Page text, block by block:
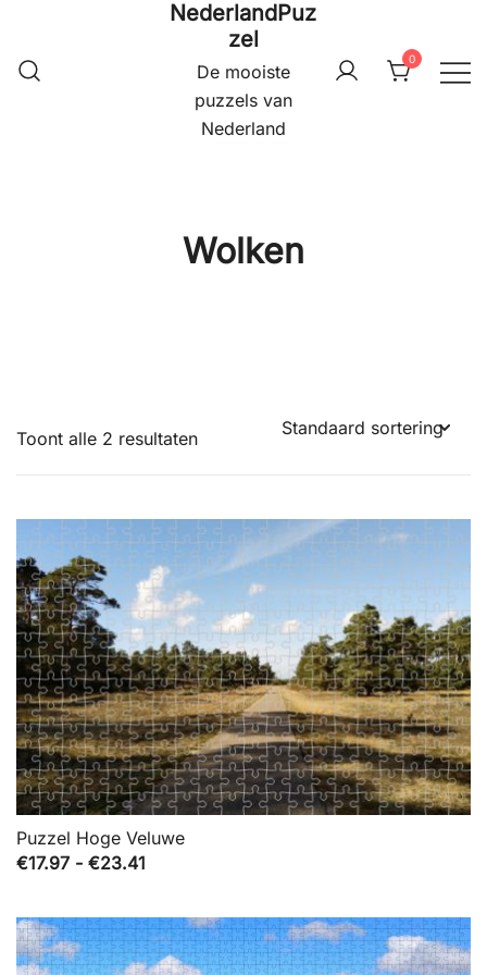
de
NederlandPuz
zel
De mooiste
puzzels van
Nederland
0
Wolken
Toont alle 2 resultaten
Puzzel Hoge Veluwe
€17.97 - €23.41
tot
€23.41